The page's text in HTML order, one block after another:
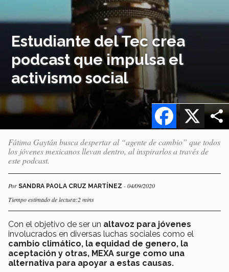
Estudiante del Tec crea
podcast que impulsa el
activismo social
X
Facebook
Fátima Gaytán busca despertar al “agente de cambio” que todos
los jóvenes mexicanos llevan dentro, al inspirarlos a través de
este podcast.
Por SANDRA PAOLA CRUZ MARTÍNEZ - 04/09/2020
Tiempo estimado de lectura:2 mins
Con el objetivo de ser un altavoz para jóvenes
involucrados en diversas luchas sociales como el
cambio climático, la equidad de genero, la
aceptación y otras, MEXA surge como una
alternativa para apoyar a estas causas.